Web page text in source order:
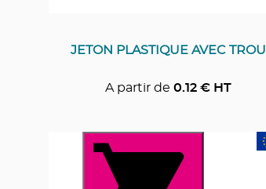
JETON PLASTIQUE AVEC TROU
A partir de 0.12 € HT